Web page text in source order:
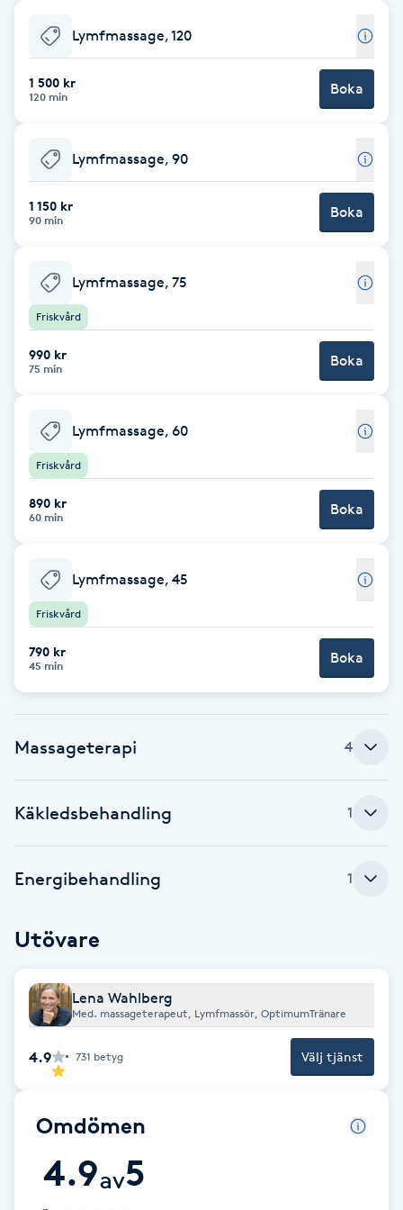
Babylights
Balayage
Barber
BIAB
Blowout
Bottenfärg
Brynformning
Brynplockning
Bröllopsuppsättning
Celluliter
Color correction
Cryoterapi
D
Damklippning
Dermapen
Diamantslipning
Enzympeeling
Eyeliner-tatuering
Lymfmassage, 120
1 500 kr
120 min Boka
Lymfmassage, 90
1 150 kr
90 min Boka
Lymfmassage, 75
Friskvård
990 kr
75 min Boka
Lymfmassage, 60
Friskvård
890 kr
60 min Boka
Lymfmassage, 45
Friskvård
790 kr
45 min Boka
Massageterapi 4
Käkledsbehandling 1
Energibehandling 1
Utövare
Lena Wahlberg
Med. massageterapeut, Lymfmassör, OptimumTränare
4.9 731 betyg Välj tjänst
Omdömen
4.9av5